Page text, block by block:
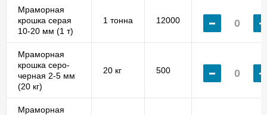
Мраморная
крошка серая
10-20 мм (1 т)
1 тонна 12000
Мраморная
крошка серо-
черная 2-5 мм
(20 кг)
20 кг 500
Мраморная